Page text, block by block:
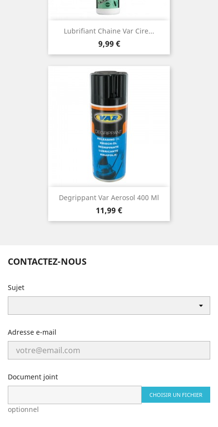
Lubrifiant Chaine Var Cire...
Prix
9,99 €
Degrippant Var Aerosol 400 Ml
Prix
11,99 €
CONTACTEZ-NOUS
Sujet
Adresse e-mail
Document joint
CHOISIR UN FICHIER
optionnel